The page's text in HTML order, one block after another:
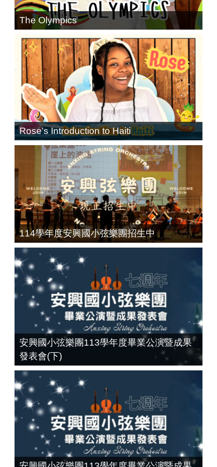
The Olympics
Rose’s Introduction to Haiti
114學年度安興國小弦樂團招生中
安興國小弦樂團113學年度畢業公演暨成果
發表會(下)